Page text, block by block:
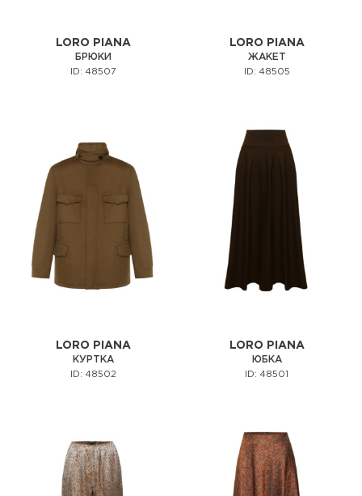
LORO PIANA
БРЮКИ
ID: 48507
LORO PIANA
ЖАКЕТ
ID: 48505
LORO PIANA
КУРТКА
ID: 48502
LORO PIANA
ЮБКА
ID: 48501